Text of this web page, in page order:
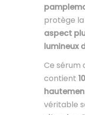
protège
aspect
lumineux
Ce sérum
contient
véritable